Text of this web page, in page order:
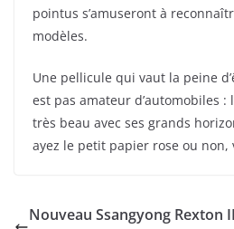
pointus s’amuseront à
modèles.
Une pellicule qui vaut la peine
est pas amateur d’automobiles
très beau avec ses grands
ayez le petit papier rose ou non,
Nouveau Ssangyong Rexton